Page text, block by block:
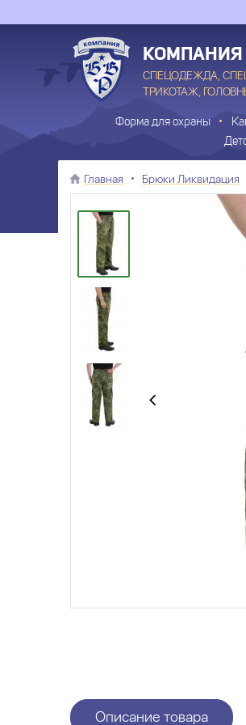
КОМПАНИЯ
СПЕЦОДЕЖДА,
ТРИКОТАЖ,
Форма для охраны
Главная Брюки Ликвидация
Описание товара